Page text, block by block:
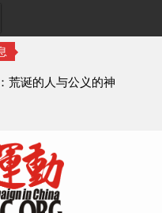
荒诞的人与公义的神